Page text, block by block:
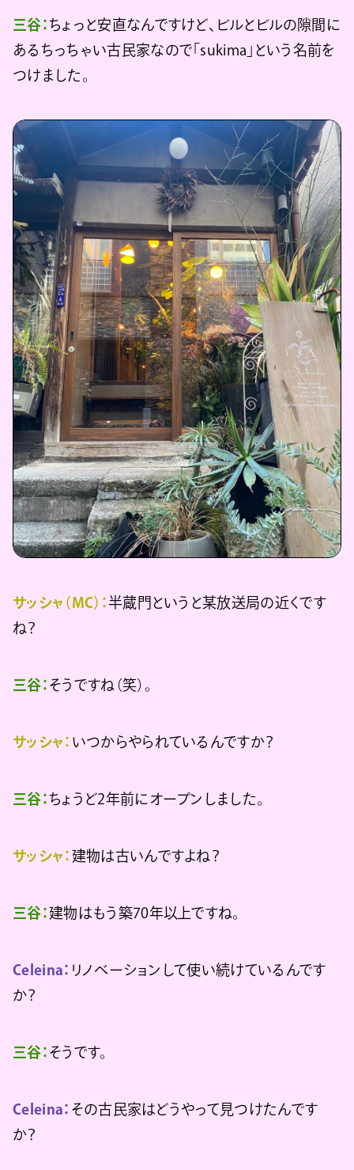
三谷： ちょっと安直なんですけど、ビルとビルの隙間に
あるちっちゃい古民家なので「sukima」という名前を
つけました。
サッシャ（MC）：半蔵門というと某放送局の近くです
ね？
三谷： そうですね（笑）。
サッシャ： いつからやられているんですか？
三谷： ちょうど2年前にオープンしました。
サッシャ： 建物は古いんですよね？
三谷：建物はもう築70年以上ですね。
Celeina： リノベーションして使い続けているんです
か？
三谷： そうです。
Celeina： その古民家はどうやって見つけたんです
か？